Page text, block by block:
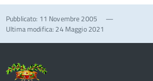
Pubblicato: 11 Novembre 2005
—
Ultima modifica: 24 Maggio 2021